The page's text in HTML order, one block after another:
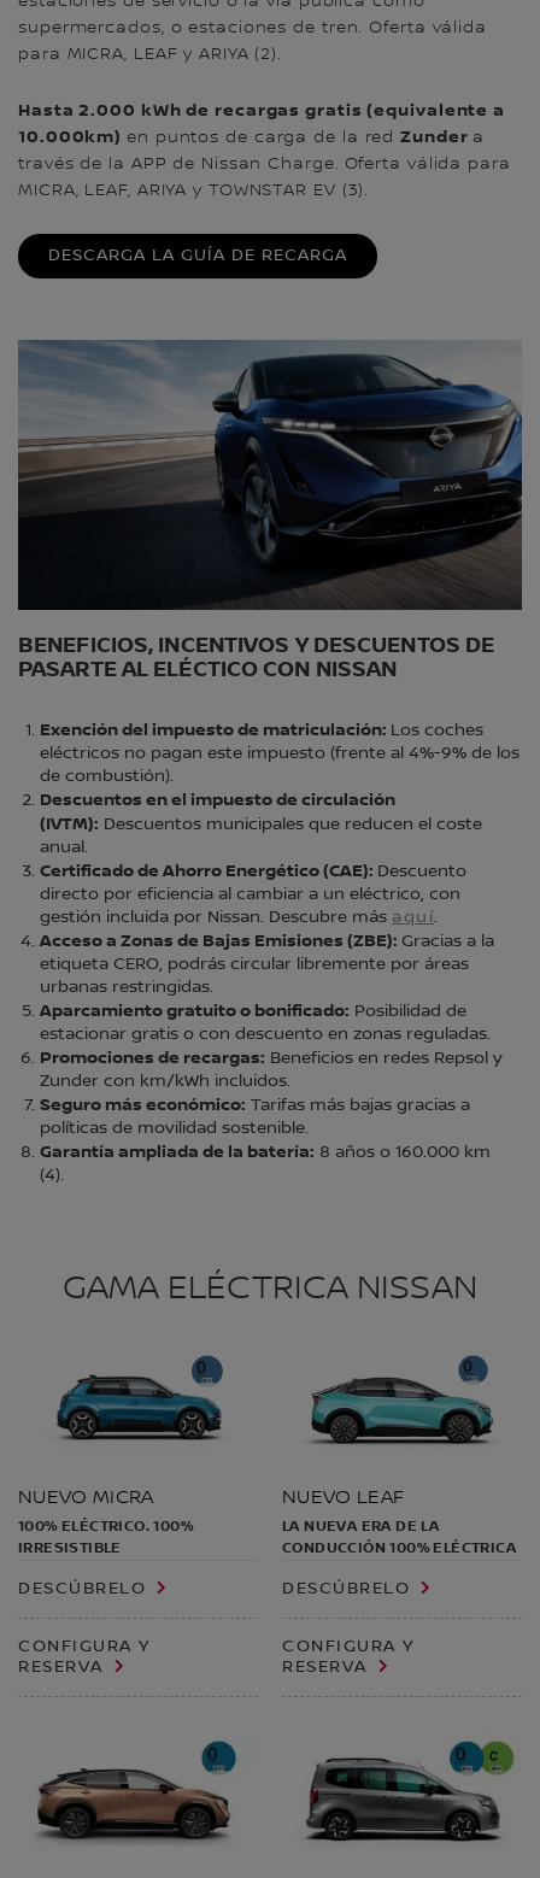
supermercados, o estaciones de tren. Oferta válida
para MICRA, LEAF y ARIYA (2).
Hasta 2.000 kWh de recargas gratis (equivalente a
10.000km)en puntos de carga de la redZunder a
través de la APP de Nissan Charge. Oferta válida para
MICRA, LEAF, ARIYA y TOWNSTAR EV (3).
DESCARGA LA GUÍA DE RECARGA
BENEFICIOS, INCENTIVOS Y DESCUENTOS DE
PASARTE AL ELÉCTICO CON NISSAN
Exención del impuesto de matriculación: Los coches
eléctricos no pagan este impuesto (frente al 4%-9% de los
de combustión).
Descuentos en el impuesto de circulación
(IVTM): Descuentos municipales que reducen el coste
anual.
Certificado de Ahorro Energético (CAE): Descuento
directo por eficiencia al cambiar a un eléctrico, con
gestión incluida por Nissan. Descubre más aquí.
Acceso a Zonas de Bajas Emisiones (ZBE): Gracias a la
etiqueta CERO, podrás circular libremente por áreas
urbanas restringidas.
Aparcamiento gratuito o bonificado: Posibilidad de
estacionar gratis o con descuento en zonas reguladas.
Promociones de recargas: Beneficios en redes Repsol y
Zunder con km/kWh incluidos.
Seguro más económico: Tarifas más bajas gracias a
políticas de movilidad sostenible.
Garantía ampliada de la batería: 8 años o 160.000 km
(4).
GAMA ELÉCTRICA NISSAN
NUEVO MICRA
100% ELÉCTRICO. ​100%
IRRESISTIBLE
DESCÚBRELO
CONFIGURA Y
RESERVA
NUEVO LEAF
LA NUEVA ERA DE LA
CONDUCCIÓN 100% ELÉCTRICA
DESCÚBRELO
CONFIGURA Y
RESERVA